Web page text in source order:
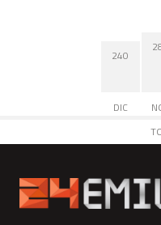
240
DIC